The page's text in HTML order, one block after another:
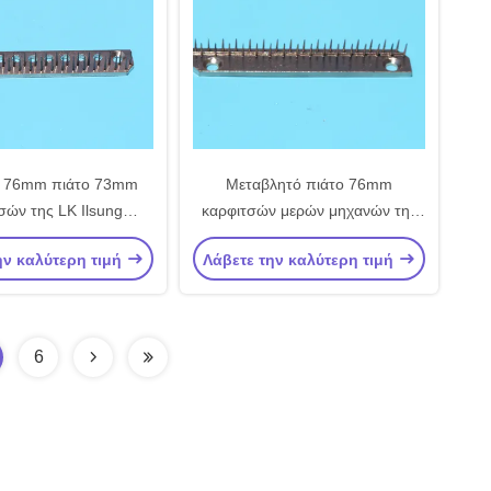
πιάτο 73mm
της LK Ilsung
Ehwha κεντρικής
μέρη μηχανών
καλύτερη τιμή
Μεταβλητό πιάτο 76mm
καρφιτσών μερών μηχανών της
LK Stenter υλική καρφίτσα
χάλυβα άνθρακα χαλκού
Λάβετε την καλύτερη τιμή
6